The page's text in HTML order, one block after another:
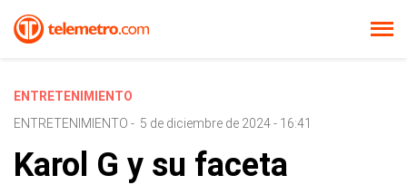
ENTRETENIMIENTO
ENTRETENIMIENTO - 5 de diciembre de 2024 - 16:41
Karol G y su faceta